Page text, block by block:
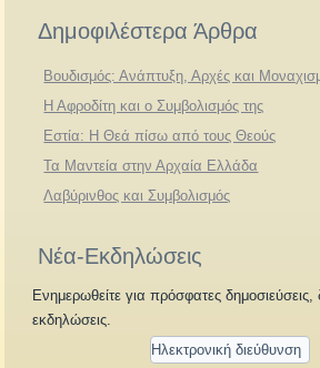
Δημοφιλέστερα Άρθρα
Βουδισμός: Ανάπτυξη, Αρχές και
Η Αφροδίτη και ο Συμβολισμός της
Εστία: Η Θεά πίσω από τους Θεούς
Τα Μαντεία στην Αρχαία Ελλάδα
Λαβύρινθος και Συμβολισμός
Νέα-Εκδηλώσεις
Ενημερωθείτε για πρόσφατες
εκδηλώσεις.